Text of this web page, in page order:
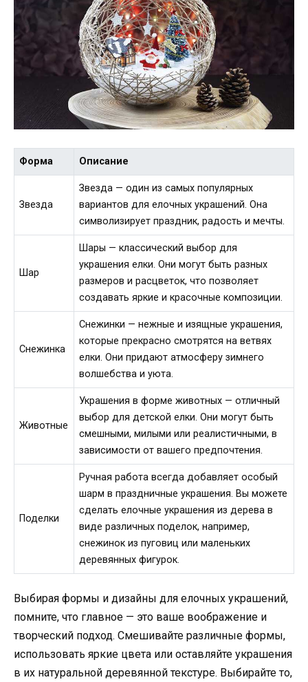
Форма Описание
Звезда
Звезда — один из самых популярных
вариантов для елочных украшений. Она
символизирует праздник, радость и мечты.
Шар
Шары — классический выбор для
украшения елки. Они могут быть разных
размеров и расцветок, что позволяет
создавать яркие и красочные композиции.
Снежинка
Снежинки — нежные и изящные украшения,
которые прекрасно смотрятся на ветвях
елки. Они придают атмосферу зимнего
волшебства и уюта.
Животные
Украшения в форме животных — отличный
выбор для детской елки. Они могут быть
смешными, милыми или реалистичными, в
зависимости от вашего предпочтения.
Поделки
Ручная работа всегда добавляет особый
шарм в праздничные украшения. Вы можете
сделать елочные украшения из дерева в
виде различных поделок, например,
снежинок из пуговиц или маленьких
деревянных фигурок.
Выбирая формы и дизайны для елочных украшений,
помните, что главное — это ваше воображение и
творческий подход. Смешивайте различные формы,
использовать яркие цвета или оставляйте украшения
в их натуральной деревянной текстуре. Выбирайте то,